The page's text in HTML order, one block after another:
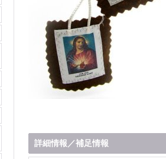
詳細情報／補足情報